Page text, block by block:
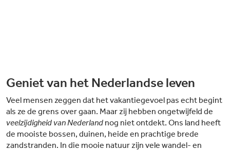
Geniet van het Nederlandse leven
Veel mensen zeggen dat het vakantiegevoel pas echt begint
als ze de grens over gaan. Maar zij hebben ongetwijfeld de
veelzijdigheid van Nederland nog niet ontdekt. Ons land heeft
de mooiste bossen, duinen, heide en prachtige brede
zandstranden. In die mooie natuur zijn vele wandel- en